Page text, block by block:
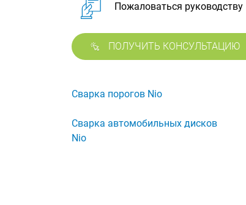
Пожаловаться руководству
ПОЛУЧИТЬ КОНСУЛЬТАЦИЮ
Сварка порогов Nio
Сварка автомобильных дисков
Nio